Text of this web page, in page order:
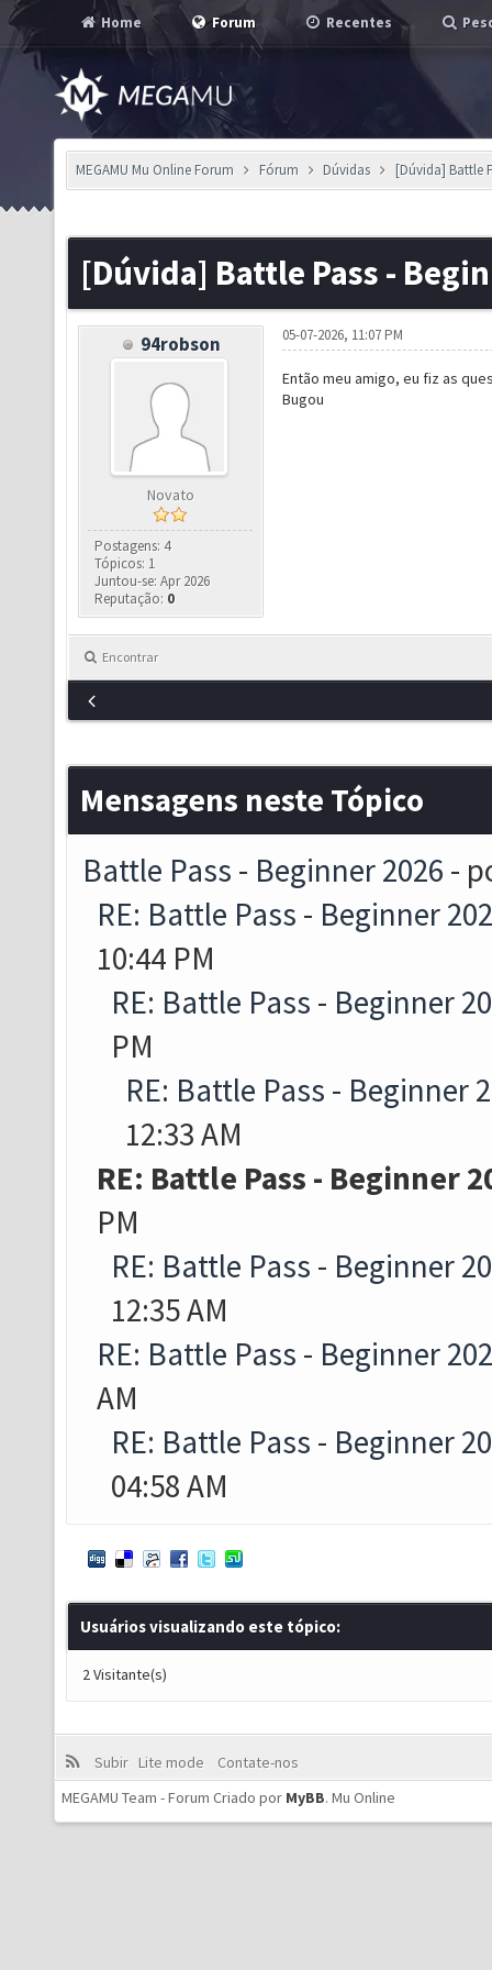
Home Forum Recentes
MEGAMU Mu Online Forum Fórum Dúvidas [Dúvida] Battle
[Dúvida] Battle Pass -
94robson
Novato
Postagens: 4
Tópicos: 1
Juntou-se: Apr 2026
Reputação: 0
05-07-2026, 11:07 PM
Então meu amigo, eu fiz as
Bugou
Encontrar
Mensagens neste Tópico
Battle Pass - Beginner 2026 -
RE: Battle Pass - Beginner
10:44 PM
RE: Battle Pass - Beginner
PM
RE: Battle Pass - Beginner
12:33 AM
RE: Battle Pass - Beginner
PM
RE: Battle Pass - Beginner
12:35 AM
RE: Battle Pass - Beginner
AM
RE: Battle Pass - Beginner
04:58 AM
Usuários visualizando este tópico:
2 Visitante(s)
Subir Lite mode
Contate-nos
MEGAMU Team - Forum Criado por MyBB. Mu Online